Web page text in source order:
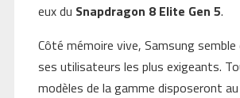
eux du Snapdragon 8 Elite Gen 5.
Côté mémoire vive, Samsung
ses utilisateurs les plus exigeants.
modèles de la gamme disposeront